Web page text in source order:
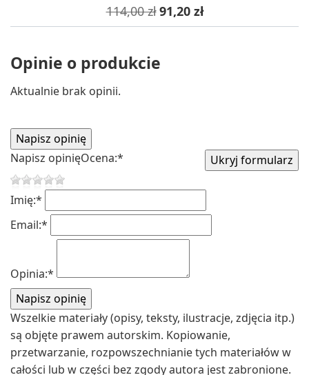
Cena podstawowa
114,00 zł Cena
91,20 zł
Opinie o produkcie
Aktualnie brak opinii.
Napisz opinięOcena:*
Imię:*
Email:*
Opinia:*
Wszelkie materiały (opisy, teksty, ilustracje, zdjęcia itp.)
są objęte prawem autorskim. Kopiowanie,
przetwarzanie, rozpowszechnianie tych materiałów w
całości lub w części bez zgody autora jest zabronione.